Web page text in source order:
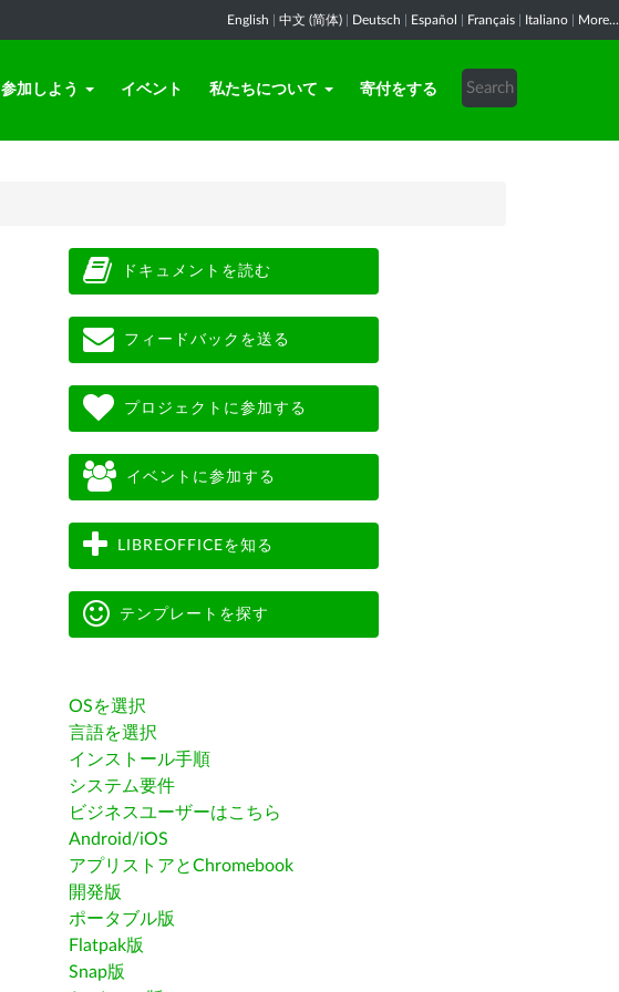
English 中文 (简体) Deutsch Español Français Italiano More...
参加しよう イベント 私たちについて 寄付をする
ドキュメントを読む
フィードバックを送る
プロジェクトに参加する
イベントに参加する
LIBREOFFICEを知る
テンプレートを探す
OSを選択
言語を選択
インストール手順
システム要件
ビジネスユーザーはこちら
Android/iOS
アプリストアとChromebook
開発版
ポータブル版
Flatpak版
Snap版